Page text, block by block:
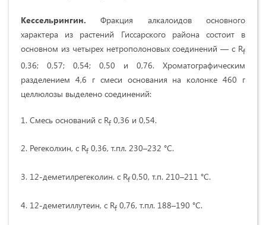
Кессельрингин. Фракция алкалоидов основного
характера из растений Гиссарского района состоит в
основном из четырех нетрополоновых соединений — с Rf
0,36; 0,57; 0,54; 0,50 и 0,76. Хроматографическим
разделением 4,6 г смеси основания на колонке 460 г
целлюлозы выделено соединений:
1. Смесь оснований с Rf 0,36 и 0,54.
2. Регеколхин, с Rf 0,36, т.пл. 230–232 °С.
3. 12-деметилрегеколин. с Rf0,50, т.п. 210–211 °С.
4. 12-деметиллутеин, с Rf 0,76, т.пл. 188–190 °С.